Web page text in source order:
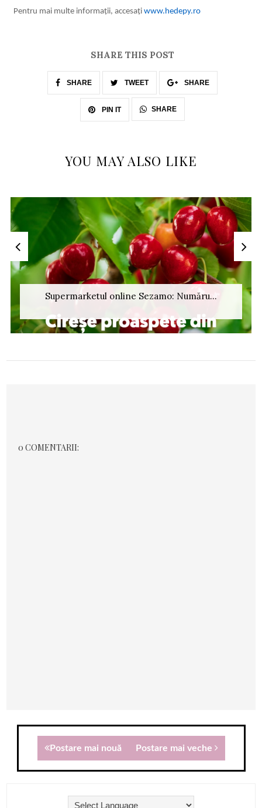
Pentru mai multe informații, accesațiwww.hedepy.ro
SHARE THIS POST
SHARE TWEET SHARE
PIN IT SHARE
YOU MAY ALSO LIKE
Supermarketul online Sezamo: Număru...
0 COMENTARII:
Postare mai nouă Postare mai veche